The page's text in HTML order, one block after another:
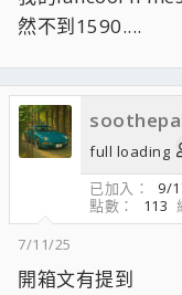
然不到1590....
full loading
已加入
9/
點數
113
7/11/25
開箱文有提到